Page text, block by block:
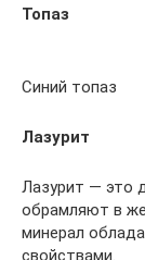
Топаз
Синий топаз
Лазурит
Лазурит — это
обрамляют в
минерал
свойствами.